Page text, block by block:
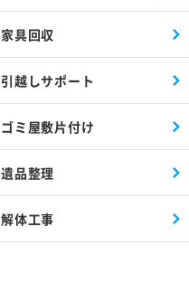
家具回収
引越しサポート
ゴミ屋敷片付け
遺品整理
解体工事